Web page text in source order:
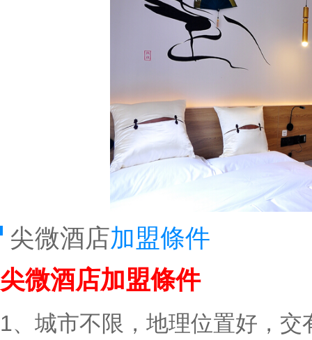
尖微酒店加盟條件
尖微酒店加盟條件
1、城市不限，地理位置好，